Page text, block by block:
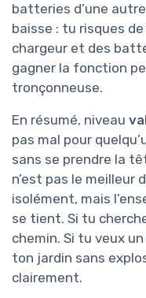
batteries d’une
baisse : tu risques
chargeur et des
gagner la fonction
tronçonneuse.
En résumé, niveau
pas mal pour
sans se prendre la
n’est pas le meilleur
isolément, mais
se tient. Si tu
chemin. Si tu veux
ton jardin sans
clairement.